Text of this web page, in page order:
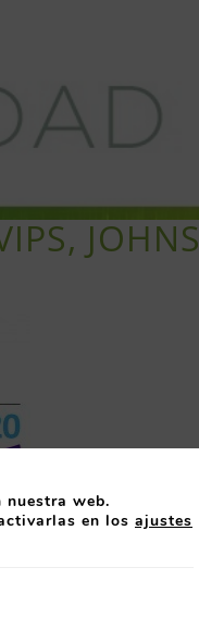
Laborales
web.
en los ajustes